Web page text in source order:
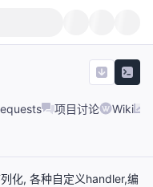
项目讨论 Wiki
化, 各种自定义handler,编